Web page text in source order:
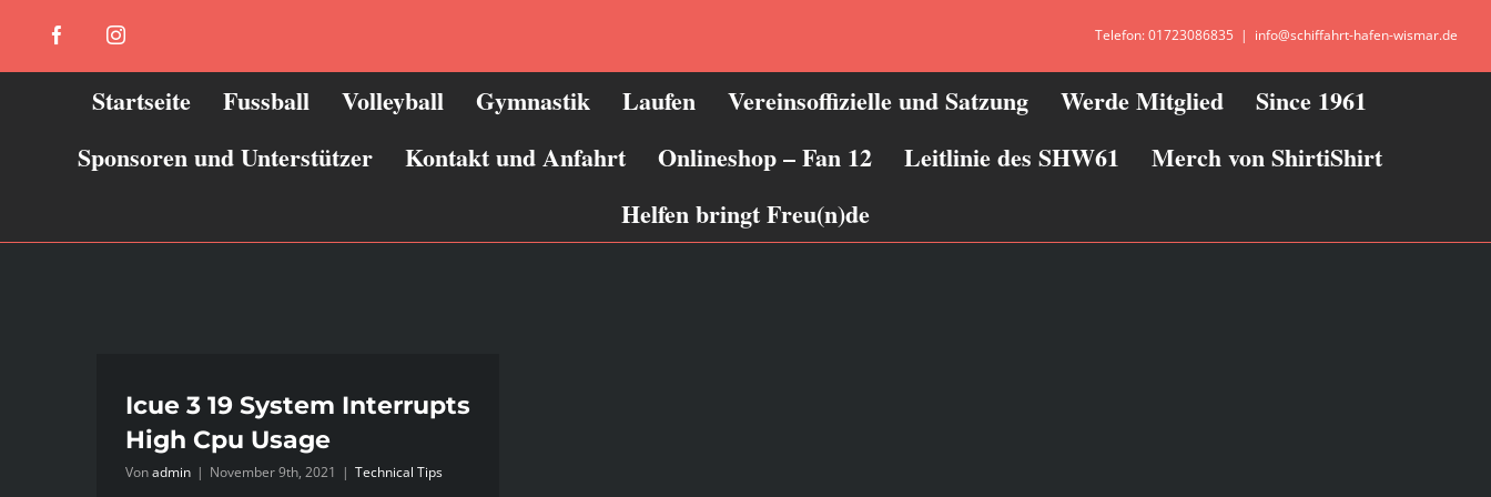
FacebookInstagram Telefon: 01723086835 | info@schiffahrt-hafen-wismar.de
Startseite Fussball Volleyball Gymnastik Laufen Vereinsoffizielle und Satzung Werde Mitglied
Since 1961
Sponsoren und Unterstützer
Kontakt und Anfahrt Onlineshop – Fan 12 Leitlinie des SHW61
Merch von ShirtiShirt
Helfen bringt Freu(n)de
Icue 3 19 System Interrupts
High Cpu Usage
Vonadmin | November 9th, 2021 | Technical Tips